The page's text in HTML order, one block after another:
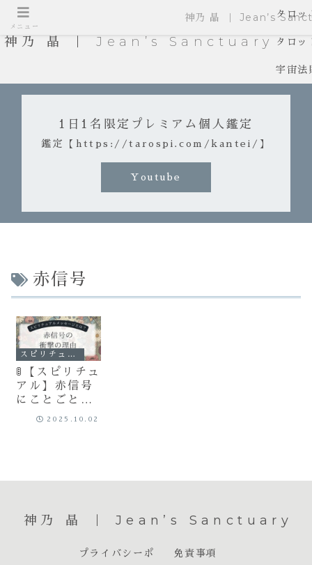
神乃 晶 ｜ Jean’s Sanctuary
タロッ
タロッ
宇宙法
1日1名限定プレミアム個人鑑定
鑑定【https://tarospi.com/kantei/】
Youtube
赤信号
スピリチュアル
🚦【スピリチュ
アル】赤信号
にことごとく
引っかかる日
2025.10.02
神乃 晶 ｜ Jean’s Sanctuary
プライバシーポ
免責事項
メニュー
神乃 晶 ｜ Jean’s